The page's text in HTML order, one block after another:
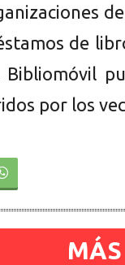
de
por los